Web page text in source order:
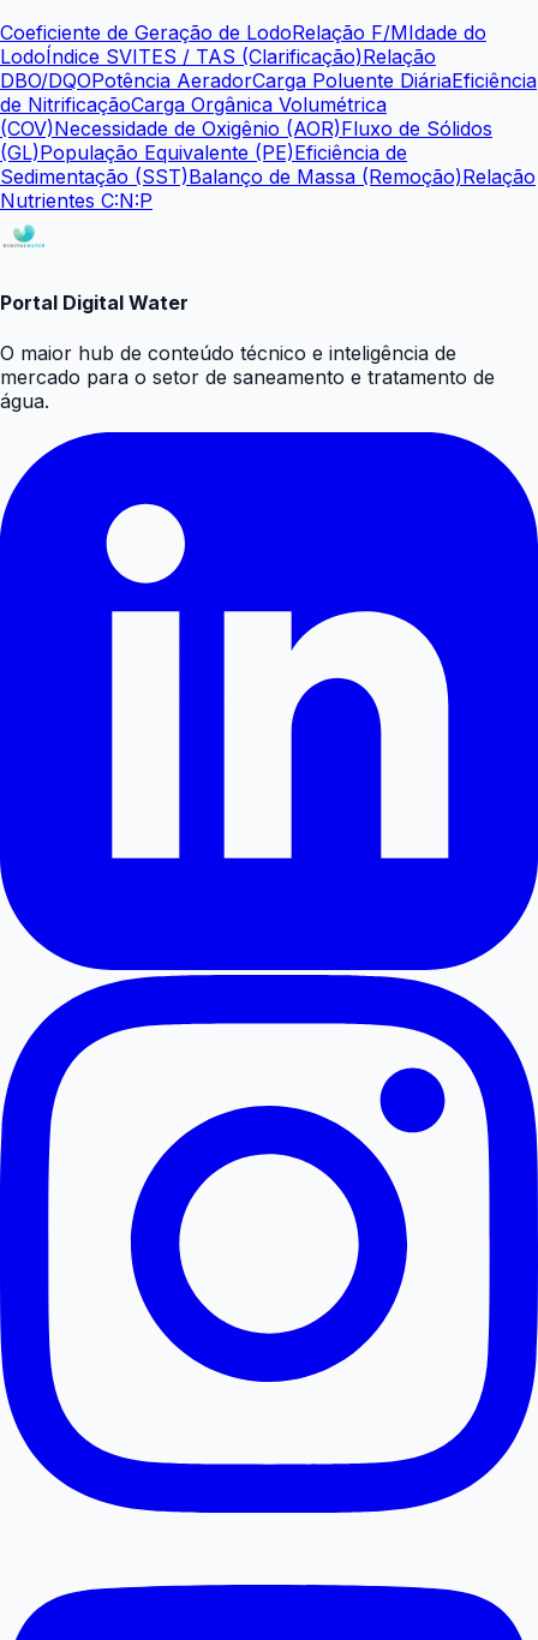
Coeficiente de Geração de LodoRelação F/MIdade do
LodoÍndice SVITES / TAS (Clarificação)Relação
DBO/DQOPotência AeradorCarga Poluente DiáriaEficiência
de NitrificaçãoCarga Orgânica Volumétrica
(COV)Necessidade de Oxigênio (AOR)Fluxo de Sólidos
(GL)População Equivalente (PE)Eficiência de
Sedimentação (SST)Balanço de Massa (Remoção)Relação
Nutrientes C:N:P
Portal Digital Water
O maior hub de conteúdo técnico e inteligência de
mercado para o setor de saneamento e tratamento de
água.